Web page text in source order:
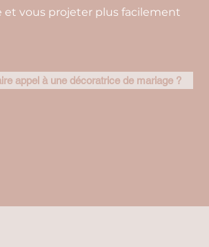
et vous projeter plus facilement
appel à une décoratrice de mariage ?